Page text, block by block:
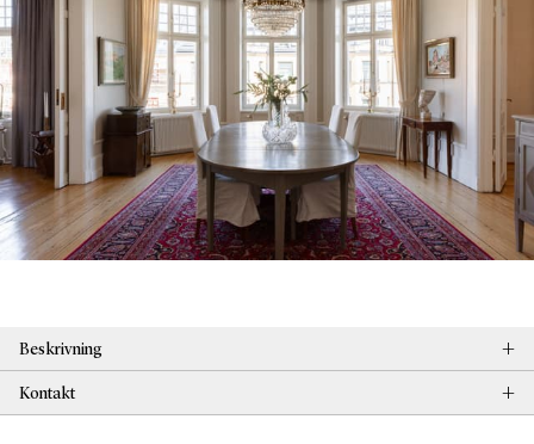
Beskrivning +
Kontakt +